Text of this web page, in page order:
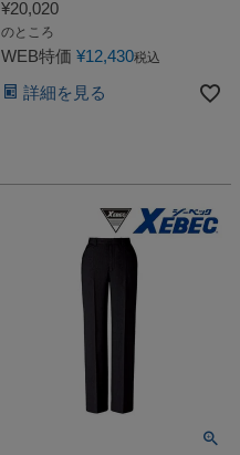
¥20,020
のところ
WEB特価 ¥12,430税込
詳細を見る